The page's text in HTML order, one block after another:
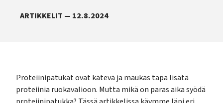
ARTIKKELIT — 12.8.2024
Proteiinipatukat ovat kätevä ja maukas tapa lisätä
proteiinia ruokavalioon. Mutta mikä on paras aika syödä